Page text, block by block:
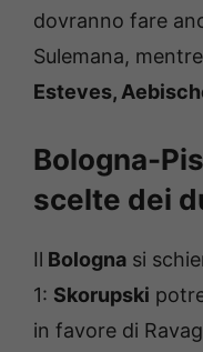
dovranno fare
Sulemana,
Esteves,
Bologna-
scelte dei
Il Bologna si
1: Skorupski
in favore di